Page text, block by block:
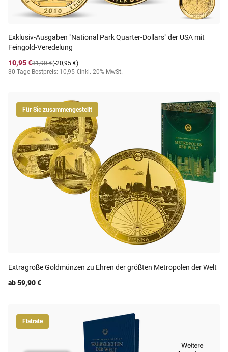
Exklusiv-Ausgaben "National Park Quarter-Dollars" der USA mit
Feingold-Veredelung
10,95 €
(-20,95 €)
31,90 €
30-Tage-Bestpreis: 10,95 €inkl. 20% MwSt.
Für Sie zusammengestellt
Extragroße Goldmünzen zu Ehren der größten Metropolen der Welt
ab 59,90 €
Flatrate